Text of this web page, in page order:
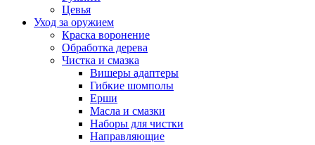
Цевья
Уход за оружием
Краска воронение
Обработка дерева
Чистка и смазка
Вишеры адаптеры
Гибкие шомполы
Ерши
Масла и смазки
Наборы для чистки
Направляющие